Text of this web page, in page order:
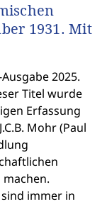
1931. Mit
2025.
Titel wurde
Erfassung
Mohr (Paul
immer in